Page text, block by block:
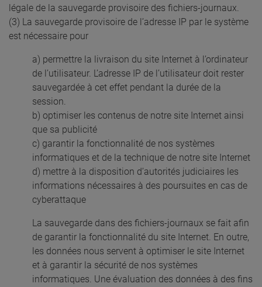
légale de la sauvegarde provisoire des fichiers-journaux.
(3) La sauvegarde provisoire de l’adresse IP par le système
est nécessaire pour
a) permettre la livraison du site Internet à l’ordinateur
de l’utilisateur. L’adresse IP de l’utilisateur doit rester
sauvegardée à cet effet pendant la durée de la
session.
b) optimiser les contenus de notre site Internet ainsi
que sa publicité
c) garantir la fonctionnalité de nos systèmes
informatiques et de la technique de notre site Internet
d) mettre à la disposition d’autorités judiciaires les
informations nécessaires à des poursuites en cas de
cyberattaque
La sauvegarde dans des fichiers-journaux se fait afin
de garantir la fonctionnalité du site Internet. En outre,
les données nous servent à optimiser le site Internet
et à garantir la sécurité de nos systèmes
informatiques. Une évaluation des données à des fins